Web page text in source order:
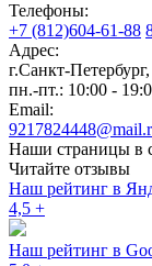
Телефоны:
+7 (812)604-61-88
Адрес:
г.Санкт-Петербург,
пн.-пт.: 10:00 -
Email:
Наши страницы в
Читайте отзывы
Наш рейтинг в
4,5 +
Наш рейтинг в